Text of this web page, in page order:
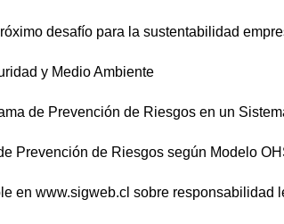
desafío para la sustentabilidad
y Medio Ambiente
de Prevención de Riesgos en un
Prevención de Riesgos según Modelo
en www.sigweb.cl sobre